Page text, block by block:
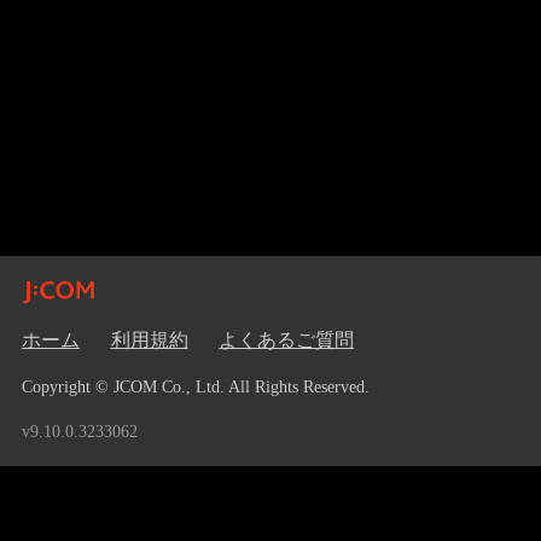
ホーム 利用規約 よくあるご質問
Copyright © JCOM Co., Ltd. All Rights Reserved.
v9.10.0.3233062